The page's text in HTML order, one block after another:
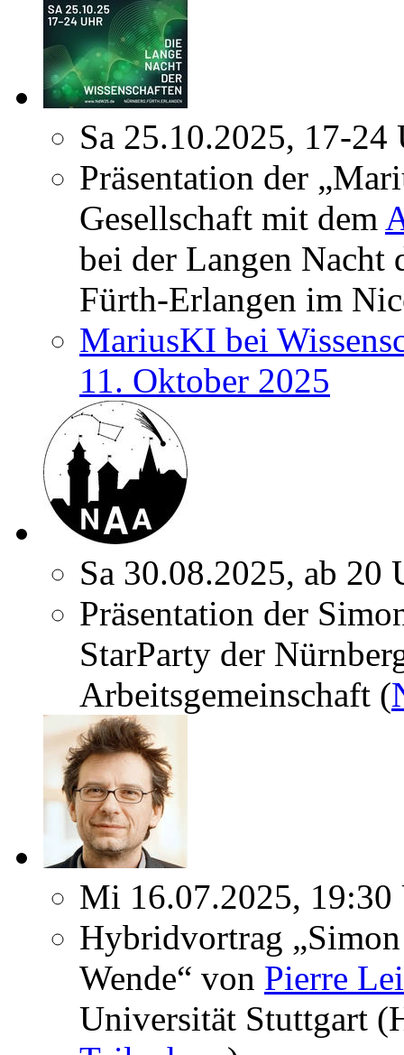
Sa 25.10.2025, 17-24
Präsentation der
Gesellschaft mit dem
bei der Langen Nacht
Fürth-Erlangen im
MariusKI bei
11. Oktober 2025
Sa 30.08.2025, ab 20
Präsentation der
StarParty der
Arbeitsgemeinschaft (
Mi 16.07.2025, 19:30
Hybridvortrag
Wende“ von Pierre
Universität Stuttgart